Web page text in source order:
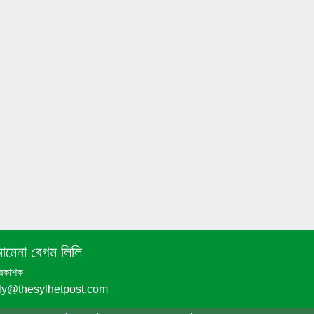
ছাত্রদলের নেতাদের জামিন
শাল্লায় বর্ষার পানিতে গোসল করতে নেমে
বেগম লিলি